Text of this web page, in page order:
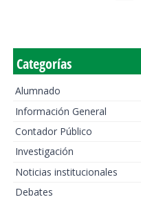
Categorías
Alumnado
Información General
Contador Público
Investigación
Noticias institucionales
Debates